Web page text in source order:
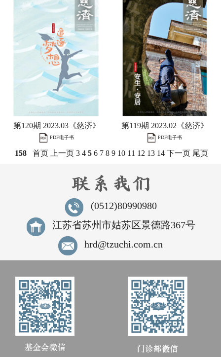
第120期 2023.03《慈济》
PDF电子书
第119期 2023.02《慈济》
PDF电子书
158 首页 上一页 3 4 5 6 7 8 9 10 11 12 13 14 下一页 尾页
(0512)80990980
江苏省苏州市姑苏区景德路367号
hrd@tzuchi.com.cn